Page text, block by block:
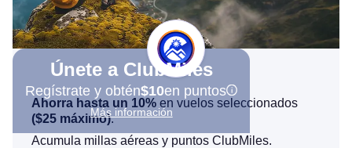
Únete a ClubMiles
Regístrate y obtén$10en puntos
Más información
Ahorra hasta un 10% en vuelos seleccionados
($25 máximo).
Acumula millas aéreas y puntos ClubMiles.